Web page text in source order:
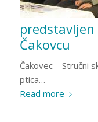
Čakovcu
Čakovec – Stručni
ptica…
Read more